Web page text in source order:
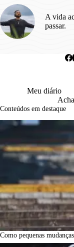
A vida
passar.
Meu diário
Conteúdos em destaque
Como pequenas